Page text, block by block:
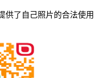
供了自己照片的合法使用